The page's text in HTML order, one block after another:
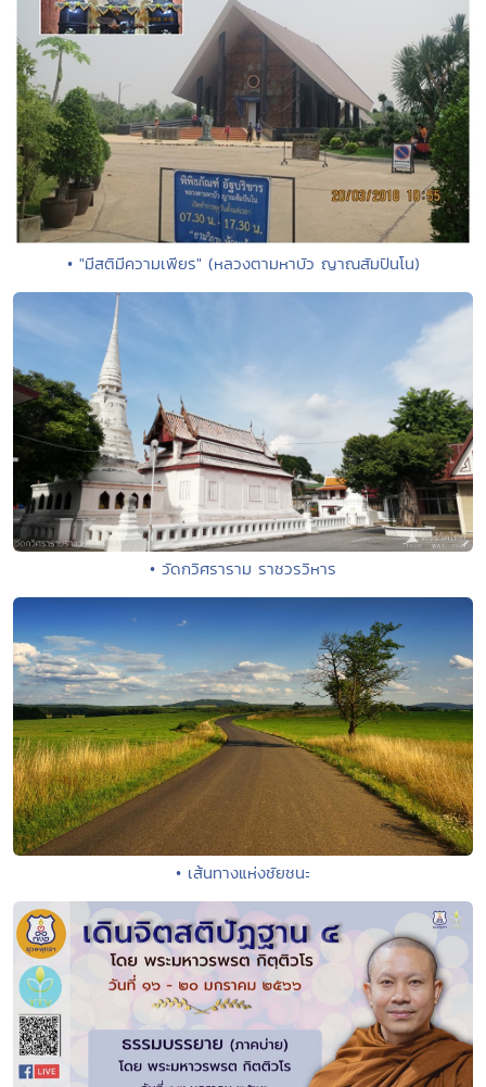
• "มีสติมีความเพียร" (หลวงตามหาบัว ญาณสัมปันโน)
• วัดกวิศราราม ราชวรวิหาร
• เส้นทางแห่งชัยชนะ